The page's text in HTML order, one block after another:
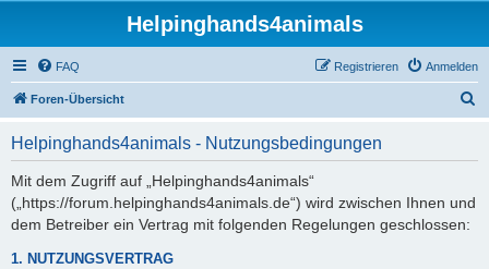
Helpinghands4animals
FAQ Anmelden
Registrieren
Foren-Übersicht
Helpinghands4animals - Nutzungsbedingungen
Mit dem Zugriff auf „Helpinghands4animals“
(„https://forum.helpinghands4animals.de“) wird zwischen Ihnen und
dem Betreiber ein Vertrag mit folgenden Regelungen geschlossen:
1. NUTZUNGSVERTRAG